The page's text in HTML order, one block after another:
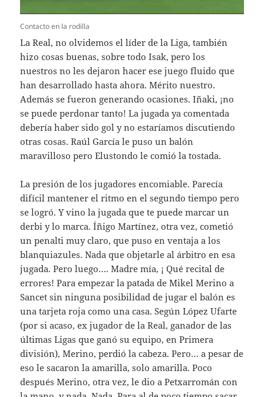
Contacto en la rodilla
La Real, no olvidemos el líder de la Liga, también
hizo cosas buenas, sobre todo Isak, pero los
nuestros no les dejaron hacer ese juego fluido que
han desarrollado hasta ahora. Mérito nuestro.
Además se fueron generando ocasiones. Iñaki, ¡no
se puede perdonar tanto! La jugada ya comentada
debería haber sido gol y no estaríamos discutiendo
otras cosas. Raúl García le puso un balón
maravilloso pero Elustondo le comió la tostada.
La presión de los jugadores encomiable. Parecía
difícil mantener el ritmo en el segundo tiempo pero
se logró. Y vino la jugada que te puede marcar un
derbi y lo marca. Íñigo Martínez, otra vez, cometió
un penalti muy claro, que puso en ventaja a los
blanquiazules. Nada que objetarle al árbitro en esa
jugada. Pero luego…. Madre mía, ¡ Qué recital de
errores! Para empezar la patada de Mikel Merino a
Sancet sin ninguna posibilidad de jugar el balón es
una tarjeta roja como una casa. Según López Ufarte
(por si acaso, ex jugador de la Real, ganador de las
últimas Ligas que ganó su equipo, en Primera
división), Merino, perdió la cabeza. Pero… a pesar de
eso le sacaron la amarilla, solo amarilla. Poco
después Merino, otra vez, le dio a Petxarromán con